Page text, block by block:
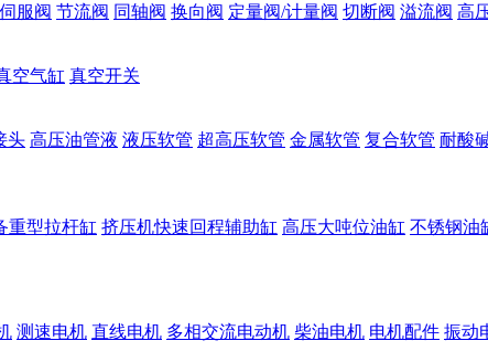
伺服阀 节流阀 同轴阀 换向阀 定量阀/计量阀 切断阀 溢流阀 高
空气缸 真空开关
头 高压油管液 液压软管 超高压软管 金属软管 复合软管 耐酸
重型拉杆缸 挤压机快速回程辅助缸 高压大吨位油缸 不锈钢油
测速电机 直线电机 多相交流电动机 柴油电机 电机配件 振动